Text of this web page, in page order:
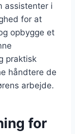
assistenter i
for at
opbygge et
praktisk
håndtere de
arbejde.
for